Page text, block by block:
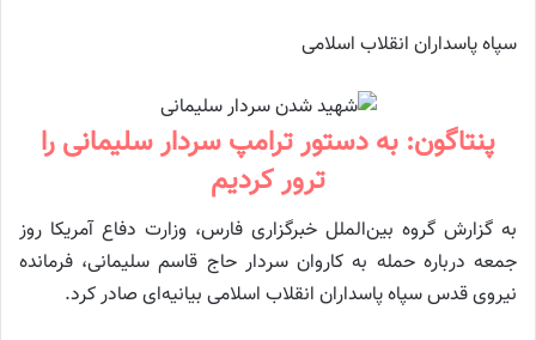
سپاه پاسداران انقلاب اسلامی
پنتاگون: به دستور ترامپ سردار سلیمانی را
ترور کردیم
به گزارش گروه بین‌الملل خبرگزاری فارس، وزارت دفاع آمریکا روز
جمعه درباره حمله به کاروان سردار حاج قاسم سلیمانی، فرمانده
نیروی قدس سپاه پاسداران انقلاب اسلامی بیانیه‌ای صادر کرد.